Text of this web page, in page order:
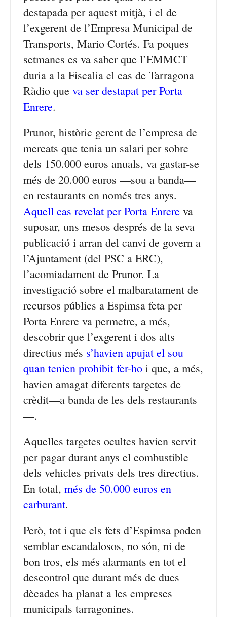
destapada per aquest mitjà, i el de
l’exgerent de l’Empresa Municipal de
Transports, Mario Cortés. Fa poques
setmanes es va saber que l’EMMCT
duria a la Fiscalia el cas de Tarragona
Ràdio que va ser destapat per Porta
Enrere.
Prunor, històric gerent de l’empresa de
mercats que tenia un salari per sobre
dels 150.000 euros anuals, va gastar-se
més de 20.000 euros —sou a banda—
en restaurants en només tres anys.
Aquell cas revelat per Porta Enrere va
suposar, uns mesos després de la seva
publicació i arran del canvi de govern a
l’Ajuntament (del PSC a ERC),
l’acomiadament de Prunor. La
investigació sobre el malbaratament de
recursos públics a Espimsa feta per
Porta Enrere va permetre, a més,
descobrir que l’exgerent i dos alts
directius més s’havien apujat el sou
quan tenien prohibit fer-ho i que, a més,
havien amagat diferents targetes de
crèdit—a banda de les dels restaurants
—.
Aquelles targetes ocultes havien servit
per pagar durant anys el combustible
dels vehicles privats dels tres directius.
En total, més de 50.000 euros en
carburant.
Però, tot i que els fets d’Espimsa poden
semblar escandalosos, no són, ni de
bon tros, els més alarmants en tot el
descontrol que durant més de dues
dècades ha planat a les empreses
municipals tarragonines.